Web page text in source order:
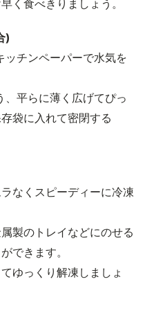
く食べきりましょう。
)
チンペーパーで水気を
平らに薄く広げてぴっ
袋に入れて密閉する
なくスピーディーに冷凍
製のトレイなどにのせる
できます。
ゆっくり解凍しましょ